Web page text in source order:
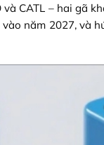
CATL – hai gã
năm 2027, và